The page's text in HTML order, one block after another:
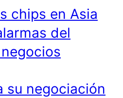
chips en Asia
del
su negociación